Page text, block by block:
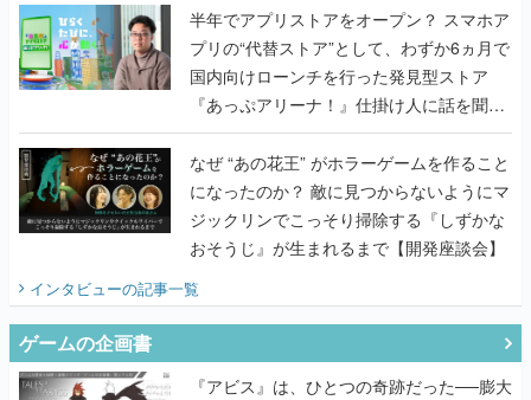
半年でアプリストアをオープン？ スマホア
プリの“代替ストア”として、わずか6ヵ月で
国内向けローンチを行った発見型ストア
『あっぷアリーナ！』仕掛け人に話を聞い
てみた
なぜ “あの花王” がホラーゲームを作ること
になったのか？ 敵に見つからないようにマ
ジックリンでこっそり掃除する『しずかな
おそうじ』が生まれるまで【開発座談会】
インタビューの記事一覧
ゲームの企画書
『アビス』は、ひとつの奇跡だった──膨大